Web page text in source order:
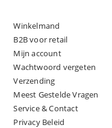
Winkelmand
B2B voor retail
Mijn account
Wachtwoord vergeten
Verzending
Meest Gestelde Vragen
Service & Contact
Privacy Beleid